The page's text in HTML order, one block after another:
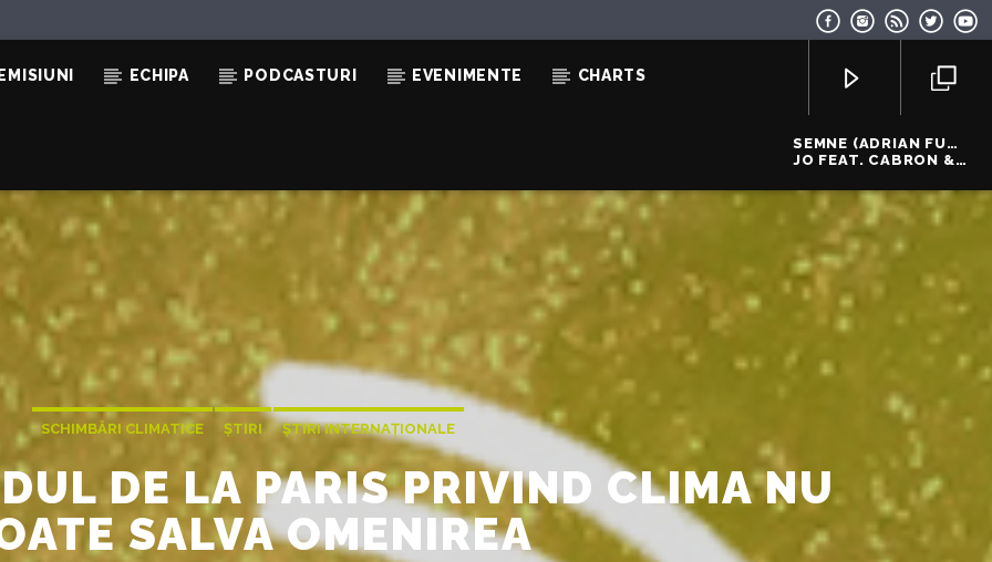
ECHIPA PODCASTURI EVENIMENTE CHARTS
SEMNE (ADRIAN FUNK
& OLIX REMIX)
JO FEAT. CABRON &
SCHIMBĂRI CLIMATICE ȘTIRI ȘTIRI INTERNAȚIONALE
DE LA PARIS PRIVIND CLIMA NU
SALVA OMENIREA